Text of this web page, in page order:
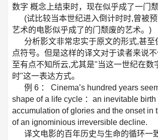
数字 概念上结束时，现在似乎成了一门颓
(试比较当本世纪进入倒计时时,曾被
艺术的电影似乎成了的门颓废的艺术。)
分析影文非常忠实于原文的形式,甚至
点符号。但是这样的译文对于读者来说
至有点不知所云,尤其是"当这一世纪在数
时"这一表达方式。
例 6 ： Cinema’s hundred years
shape of a life cycle ：an inevitable birth
accumulation of glories and the onset in
of an ignominious irreversible decline.
译文电影的百年历史与生命的循环一